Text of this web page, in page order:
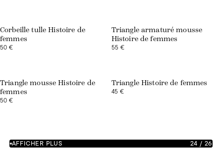
Corbeille tulle Histoire de
femmes
50 €
Triangle armaturé mousse
Histoire de femmes
55 €
Triangle mousse Histoire de
femmes
50 €
Triangle Histoire de femmes
45 €
AFFICHER PLUS 24 / 26